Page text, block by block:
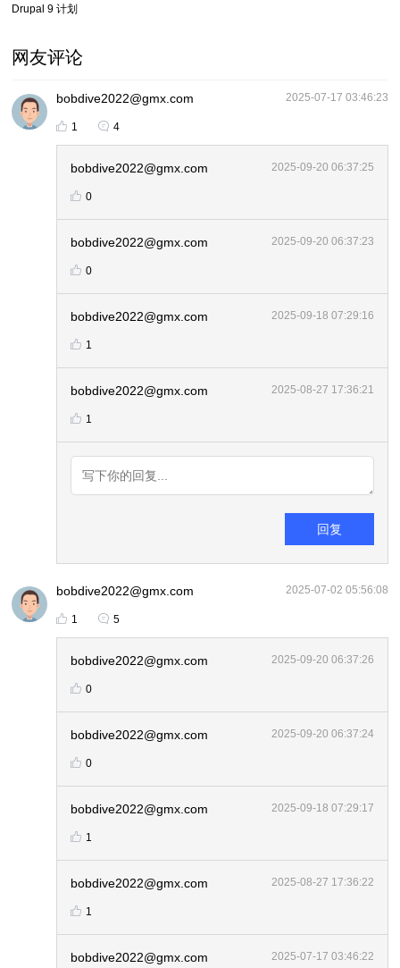
Drupal 9 计划
网友评论
2025-07-17 03:46:23
bobdive2022@gmx.com
1 4
2025-09-20 06:37:25
bobdive2022@gmx.com
0
2025-09-20 06:37:23
bobdive2022@gmx.com
0
2025-09-18 07:29:16
bobdive2022@gmx.com
1
2025-08-27 17:36:21
bobdive2022@gmx.com
1
回复
2025-07-02 05:56:08
bobdive2022@gmx.com
1 5
2025-09-20 06:37:26
bobdive2022@gmx.com
0
2025-09-20 06:37:24
bobdive2022@gmx.com
0
2025-09-18 07:29:17
bobdive2022@gmx.com
1
2025-08-27 17:36:22
bobdive2022@gmx.com
1
2025-07-17 03:46:22
bobdive2022@gmx.com